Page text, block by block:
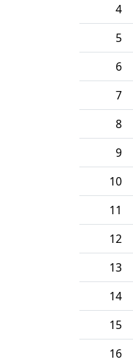
4
5
6
7
8
9
10
11
12
13
14
15
16